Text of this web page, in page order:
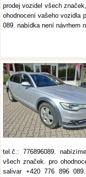
prodej vozidel všech
ohodnocení vašeho vozidla
089. nabídka není návrhem
tel.č.: 776896089.
všech značek. pro
salivar +420 776 896